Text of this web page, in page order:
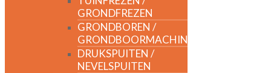
GRONDFREZEN
GRONDBOREN /
GRONDBOORMACHINES
DRUKSPUITEN /
NEVELSPUITEN